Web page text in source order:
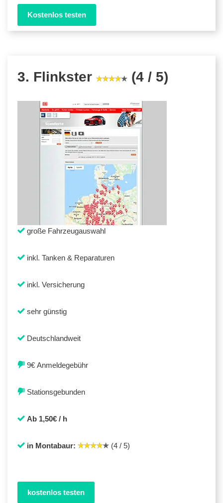
Kostenlos testen
3. Flinkster (4 / 5)
große Fahrzeugauswahl
inkl. Tanken & Reparaturen
inkl. Versicherung
sehr günstig
Deutschlandweit
9€ Anmeldegebühr
Stationsgebunden
Ab 1,50€ / h
in Montabaur: (4 / 5)
kostenlos testen